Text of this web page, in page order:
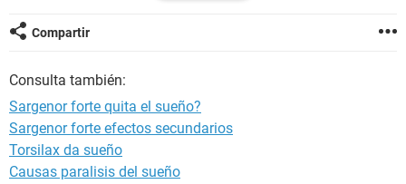
vi algo vestido de blanco por completo y me decías no
pases, no vallas a pasar ... Devuelve a casa..!
Mi hermano y su pareja me vieron mi cuñada me escucho
las 2 primeras veces, mi hermano a la tercera, y cuando el
perdió la luz me puse ayudar, le aseguro que tengo miedo, es
muy aterrador no me podía mover ni hablar..
Compartir
Consulta también:
Sargenor forte quita el sueño?
Sargenor forte efectos secundarios
Torsilax da sueño
Causas paralisis del sueño